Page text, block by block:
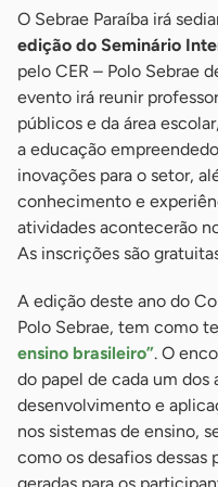
O Sebrae Paraíba irá
edição do Seminário
pelo CER – Polo Sebrae
evento irá reunir
públicos e da área
a educação
inovações para o setor,
conhecimento e
atividades acontecerão
As inscrições são
A edição deste ano do
Polo Sebrae, tem como
ensino brasileiro”. O
do papel de cada um dos
desenvolvimento e
nos sistemas de ensino,
como os desafios dessas